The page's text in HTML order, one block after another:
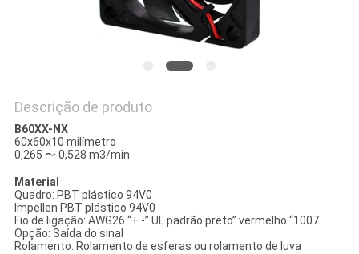
Descrição de produto
B60XX-NX
60x60x10 milímetro
0,265 〜 0,528 m3/min
Material
Quadro: PBT plástico 94V0
Impellen PBT plástico 94V0
Fio de ligação: AWG26 “+ -” UL padrão preto” vermelho “1007
Opção: Saída do sinal
Rolamento: Rolamento de esferas ou rolamento de luva